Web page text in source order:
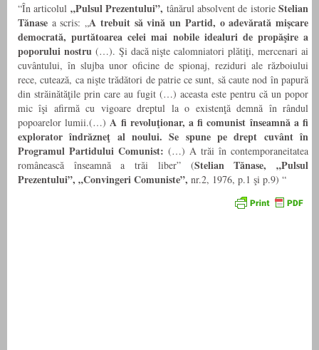
“În articolul „Pulsul Prezentului”, tânărul absolvent de istorie Stelian
Tănase a scris: „A trebuit să vină un Partid, o adevărată mişcare
democrată, purtătoarea celei mai nobile idealuri de propăşire a
poporului nostru(…). Şi dacă nişte calomniatori plătiţi, mercenari ai
cuvântului, în slujba unor oficine de spionaj, reziduri ale războiului
rece, cutează, ca nişte trădători de patrie ce sunt, să caute nod în papură
din străinătăţile prin care au fugit (…) aceasta este pentru că un popor
mic îşi afirmă cu vigoare dreptul la o existenţă demnă în rândul
popoarelor lumii.(…) A fi revoluţionar, a fi comunist înseamnă a fi
explorator îndrăzneţ al noului. Se spune pe drept cuvânt în
Programul Partidului Comunist: (…) A trăi în contemporaneitatea
românească înseamnă a trăi liber” (Stelian Tănase, „Pulsul
Prezentului”, „Convingeri Comuniste”, nr.2, 1976, p.1 şi p.9) “